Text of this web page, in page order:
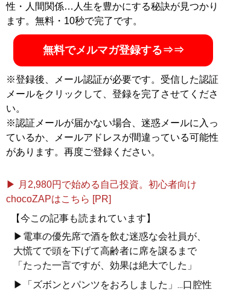
記事一覧へ
性・人間関係…人生を豊かにする秘訣が見つかり
ます。無料・10秒で完了です。
無料でメルマガ登録する⇒⇒
※登録後、メール認証が必要です。受信した認証
メールをクリックして、登録を完了させてくださ
い。
※認証メールが届かない場合、迷惑メールに入っ
ているか、メールアドレスが間違っている可能性
があります。再度ご登録ください。
▶ 月2,980円で始める自己投資。初心者向け
chocoZAPはこちら [PR]
【今この記事も読まれています】
▶電車の優先席で酒を飲む迷惑な会社員が、
大慌てで頭を下げて高齢者に席を譲るまで
「たった一言ですが、効果は絶大でした」
▶「ズボンとパンツをおろしました」...口腔性